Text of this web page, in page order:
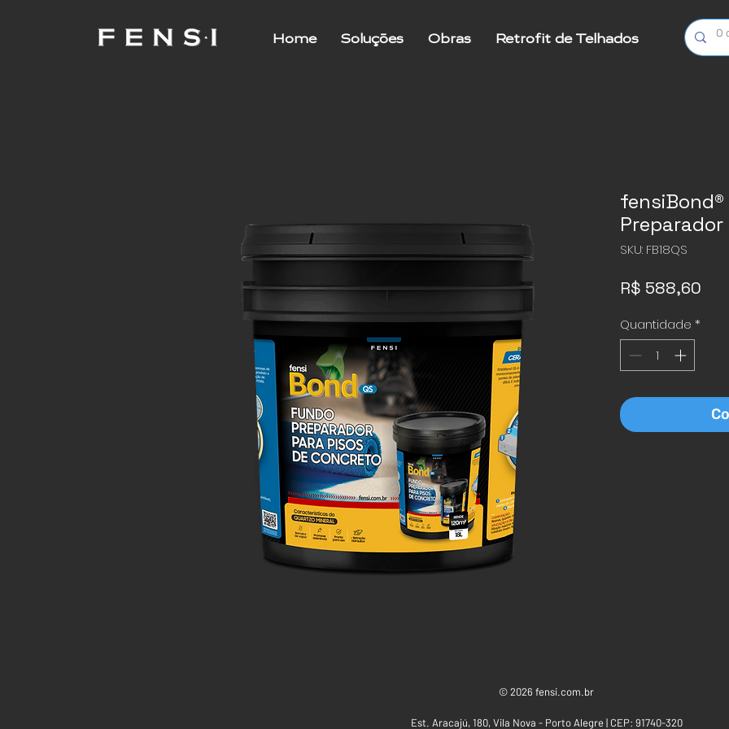
Home Soluções Obras Retrofit de Telhados Mais
fensiBond®
SKU: FB18QS
R$ 588,60
Quantidade *
© 2026 fensi.com.br
Est. Aracajú, 180, Vila Nova - Porto Alegre | CEP: 91740-320